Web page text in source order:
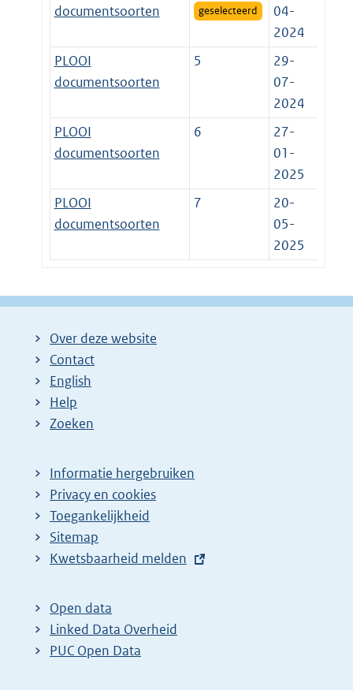
documentsoorten
geselecteerd
04-
2024
PLOOI
documentsoorten
5
29-
07-
2024
PLOOI
documentsoorten
6
27-
01-
2025
PLOOI
documentsoorten
7
20-
05-
2025
Over deze website
Contact
English
Help
Zoeken
Informatie hergebruiken
Privacy en cookies
Toegankelijkheid
Sitemap
E
t
e
r
Kwetsbaarheid melden
Open data
Linked Data Overheid
PUC Open Data